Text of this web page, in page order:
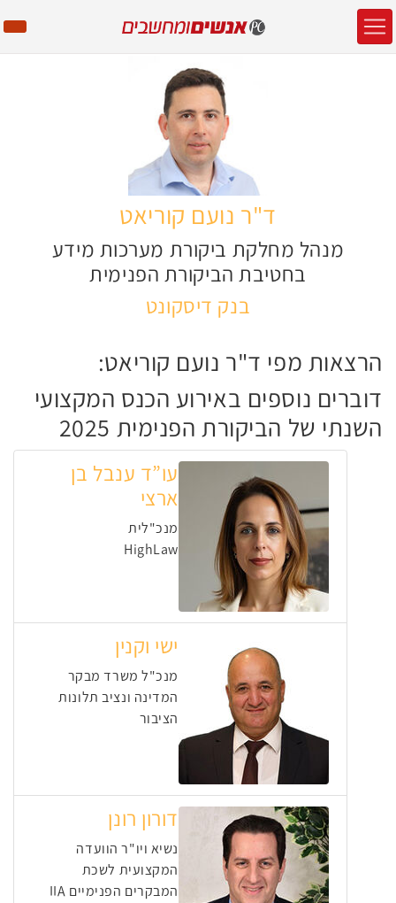
ד"ר נועם קוריאט
מנהל מחלקת ביקורת מערכות מידע
בחטיבת הביקורת הפנימית
בנק דיסקונט
הרצאות מפי ד"ר נועם קוריאט:
דוברים נוספים באירוע הכנס המקצועי
השנתי של הביקורת הפנימית 2025
עו”ד ענבל בן
ארצי
מנכ"לית
HighLaw
ישי וקנין
מנכ"ל משרד מבקר
המדינה ונציב תלונות
הציבור
דורון רונן
נשיא ויו"ר הוועדה
המקצועית לשכת
המבקרים הפנימיים IIA